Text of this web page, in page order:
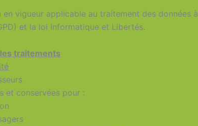
en vigueur applicable au traitement des données à
et la loi Informatique et Libertés.
traitements
et conservées pour :